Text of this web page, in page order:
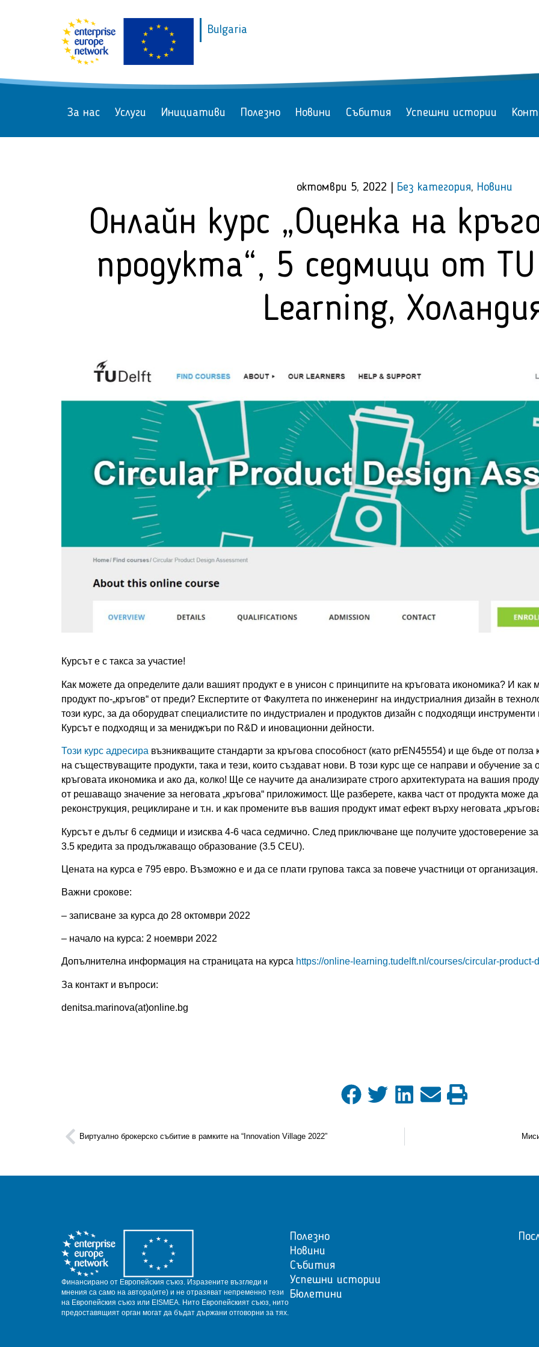
Bulgaria
За нас Услуги Инициативи Полезно Новини Събития Успешни истории
октомври 5, 2022 Без категория, Новини
Онлайн курс „Оценка на
продукта“, 5 седмици от
Learning,
Курсът е с такса за участие!
Как можете да определите дали вашият продукт е в унисон с принципите на кръговата икономика? И
продукт по-„кръгов“ от преди? Експертите от Факултета по инженеринг на индустриалния дизайн в
този курс, за да оборудват специалистите по индустриален и продуктов дизайн с подходящи
Курсът е подходящ и за мениджъри по R&D и иновационни дейности.
Този курс адресира възникващите стандарти за кръгова способност (като prEN45554) и ще бъде от полза
на съществуващите продукти, така и тези, които създават нови. В този курс ще се направи и обучение за
кръговата икономика и ако да, колко! Ще се научите да анализирате строго архитектурата на вашия
от решаващо значение за неговата „кръгова“ приложимост. Ще разберете, каква част от продукта може
реконструкция, рециклиране и т.н. и как промените във вашия продукт имат ефект върху неговата
Курсът е дълъг 6 седмици и изисква 4-6 часа седмично. След приключване ще получите удостоверение
3.5 кредита за продължаващо образование (3.5 CEU).
Цената на курса е 795 евро. Възможно е и да се плати групова такса за повече участници от организация.
Важни срокове:
– записване за курса до 28 октомври 2022
– начало на курса: 2 ноември 2022
Допълнителна информация на страницата на курса https://online-learning.tudelft.nl/courses/circular-product-
За контакт и въпроси:
denitsa.marinova(at)online.bg
Виртуално брокерско събитие в рамките на “Innovation Village 2022”
Финансирано от Европейския съюз. Изразените възгледи и
мнения са само на автора(ите) и не отразяват непременно тези
на Европейския съюз или EISMEA. Нито Европейският съюз, нито
предоставящият орган могат да бъдат държани отговорни за тях.
Полезно
Новини
Събития
Успешни истории
Бюлетини